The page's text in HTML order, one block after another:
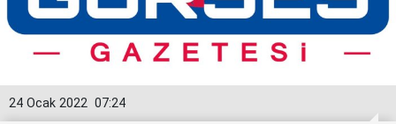
07:24
24 Ocak 2022